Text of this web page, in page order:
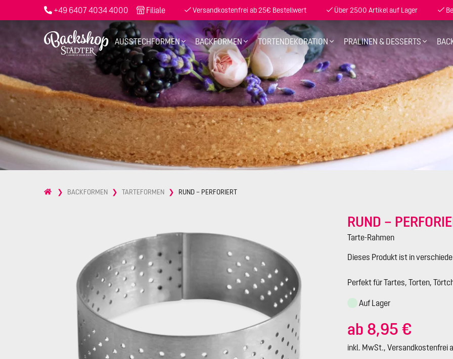
+49 6407 4034 4000 Filiale Versandkostenfrei ab 25€ Bestellwert Über 2500 Artikel auf Lager
AUSSTECHFORMEN BACKFORMEN TORTENDEKORATION PRALINEN & DESSERTS
BACKFORMEN TARTEFORMEN RUND – PERFORIERT
RUND –
Tarte-Rahmen
Dieses Produkt ist in
Perfekt für Tartes, Torten,
Auf Lager
ab 8,95 €
inkl. MwSt., Versandkostenfrei